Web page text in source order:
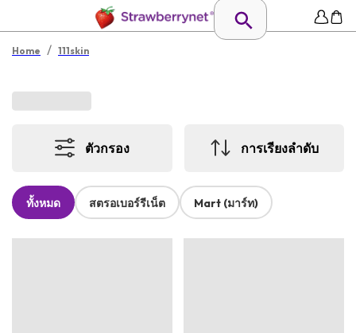
Home / 111skin
ตัวกรอง การเรียงลำดับ
ทั้งหมด สตรอเบอร์รีเน็ต Mart (มาร์ท)